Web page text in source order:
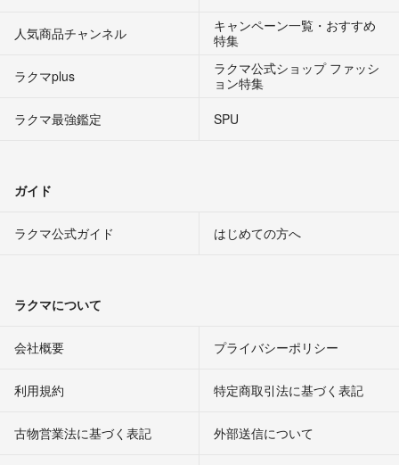
人気商品チャンネル
キャンペーン一覧・おすすめ
特集
ラクマplus
ラクマ公式ショップ ファッシ
ョン特集
ラクマ最強鑑定
SPU
ガイド
ラクマ公式ガイド はじめての方へ
ラクマについて
会社概要 プライバシーポリシー
利用規約 特定商取引法に基づく表記
古物営業法に基づく表記 外部送信について